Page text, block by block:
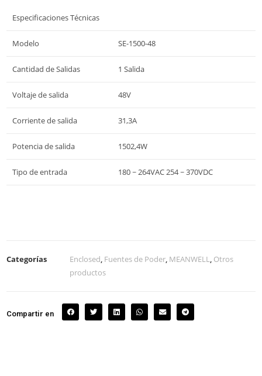
Especificaciones Técnicas
Modelo SE-1500-48
Cantidad de Salidas 1 Salida
Voltaje de salida 48V
Corriente de salida 31,3A
Potencia de salida 1502,4W
Tipo de entrada 180 ~ 264VAC 254 ~ 370VDC
Categorías Enclosed, Fuentes de Poder, MEANWELL, Otros
productos
Compartir en